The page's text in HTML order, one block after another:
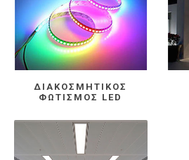
ΔΙΑΚΟΣΜΗΤΙΚΌΣ
ΦΩΤΙΣΜΌΣ LED